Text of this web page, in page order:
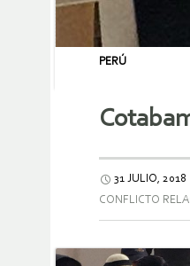
PERÚ
31 JULIO, 2018
CONFLICTO